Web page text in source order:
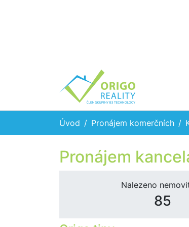
Úvod Pronájem komerčních
Pronájem
Nalezeno
85